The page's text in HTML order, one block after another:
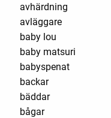
avhärdning
avläggare
baby lou
baby matsuri
babyspenat
backar
bäddar
bågar